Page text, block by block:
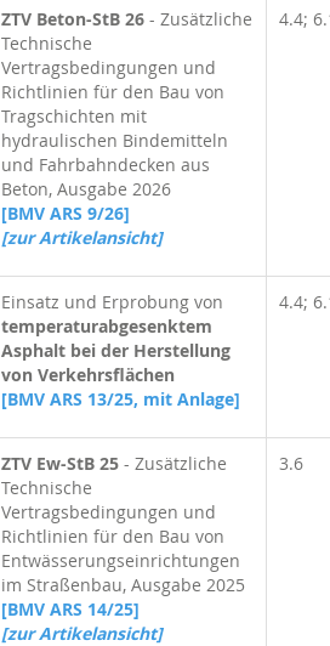
ZTV Beton-StB 26 - Zusätzliche
Technische
Vertragsbedingungen und
Richtlinien für den Bau von
Tragschichten mit
hydraulischen Bindemitteln
und Fahrbahndecken aus
Beton, Ausgabe 2026
[BMV ARS 9/26]
[zur Artikelansicht]
4.4;
Einsatz und Erprobung von
temperaturabgesenktem
Asphalt bei der Herstellung
von Verkehrsflächen
[BMV ARS 13/25, mit Anlage]
4.4;
ZTV Ew-StB 25 - Zusätzliche
Technische
Vertragsbedingungen und
Richtlinien für den Bau von
Entwässerungseinrichtungen
im Straßenbau, Ausgabe 2025
[BMV ARS 14/25]
[zur Artikelansicht]
3.6